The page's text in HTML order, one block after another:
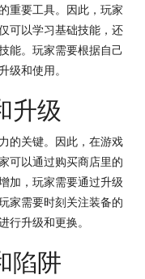
重要工具。因此，玩家
可以学习基础技能，还
能。玩家需要根据自己
级和使用。
升级
的关键。因此，在游戏
可以通过购买商店里的
加，玩家需要通过升级
家需要时刻关注装备的
行升级和更换。
陷阱